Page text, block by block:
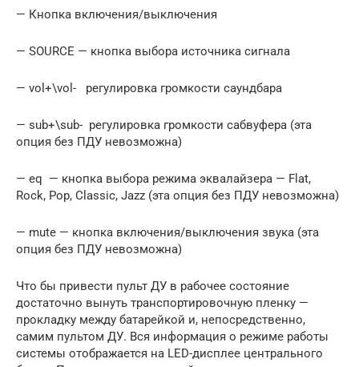
— Кнопка включения/выключения
— SOURCE — кнопка выбора источника сигнала
— vol+\vol- регулировка громкости саундбара
— sub+\sub- регулировка громкости сабвуфера (эта
опция без ПДУ невозможна)
— eq — кнопка выбора режима эквалайзера — Flat,
Rock, Pop, Classic, Jazz (эта опция без ПДУ невозможна)
— mute — кнопка включения/выключения звука (эта
опция без ПДУ невозможна)
Что бы привести пульт ДУ в рабочее состояние
достаточно вынуть транспортировочную пленку —
прокладку между батарейкой и, непосредственно,
самим пультом ДУ. Вся информация о режиме работы
системы отображается на LED-дисплее центрального